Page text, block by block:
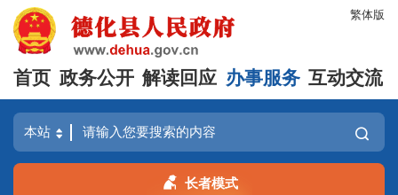
繁体版
首页 政务公开 解读回应 办事服务 互动交流
长者模式